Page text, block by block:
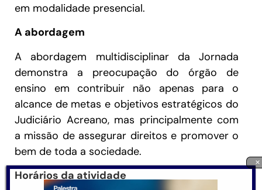
em modalidade presencial.
A abordagem
A abordagem multidisciplinar da Jornada
demonstra a preocupação do órgão de
ensino em contribuir não apenas para o
alcance de metas e objetivos estratégicos do
Judiciário Acreano, mas principalmente com
a missão de assegurar direitos e promover o
bem de toda a sociedade.
Horários da atividade
×